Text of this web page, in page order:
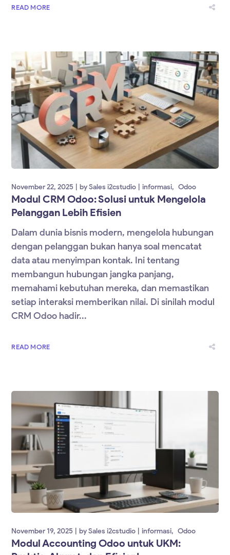
READ MORE
November 22, 2025 bySales i2cstudio informasi Odoo
Modul CRM Odoo: Solusi untuk Mengelola
Pelanggan Lebih Efisien
Dalam dunia bisnis modern, mengelola hubungan
dengan pelanggan bukan hanya soal mencatat
data atau menyimpan kontak. Ini tentang
membangun hubungan jangka panjang,
memahami kebutuhan mereka, dan memastikan
setiap interaksi memberikan nilai. Di sinilah modul
CRM Odoo hadir...
READ MORE
November 19, 2025 bySales i2cstudio informasi Odoo
Modul Accounting Odoo untuk UKM: